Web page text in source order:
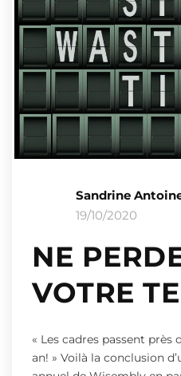
Sandrine
19/10/2020
NE
VOTRE
« Les cadres passent près
an! » Voilà la conclusion